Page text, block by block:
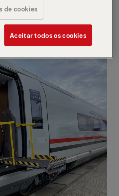
de cookies
Aceitar todos os cookies